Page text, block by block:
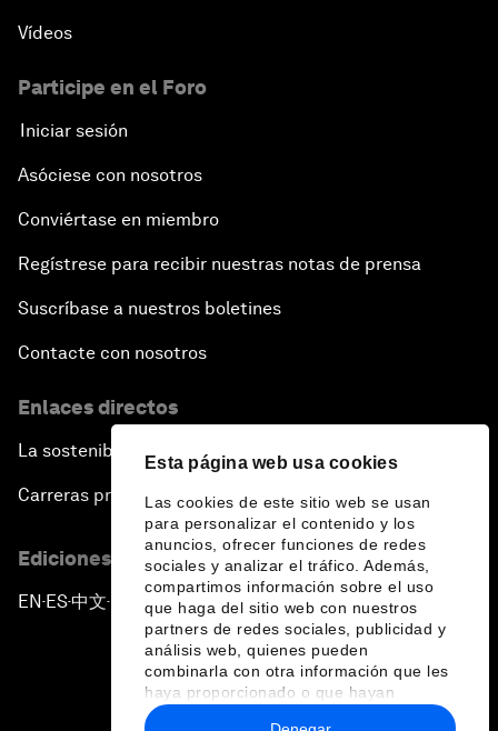
Esta página web usa cookies
Las cookies de este sitio web se usan
para personalizar el contenido y los
anuncios, ofrecer funciones de redes
sociales y analizar el tráfico. Además,
compartimos información sobre el uso
que haga del sitio web con nuestros
partners de redes sociales, publicidad y
análisis web, quienes pueden
combinarla con otra información que les
haya proporcionado o que hayan
recopilado a partir del uso que haya
Vídeos
Participe en el Foro
Iniciar sesión
Asóciese con nosotros
Conviértase en miembro
Regístrese para recibir nuestras notas de prensa
Suscríbase a nuestros boletines
Contacte con nosotros
Enlaces directos
La sostenibilidad en el Foro
Carreras profesionales
Ediciones en otros idiomas
EN ▪ES▪中文▪ 日本語